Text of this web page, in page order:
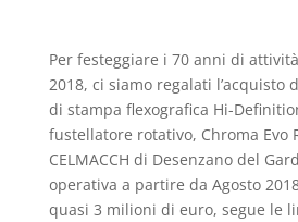
Per festeggiare i 70 anni di
2018, ci siamo regalati l’acquisto
di stampa flexografica Hi-
fustellatore rotativo, Chroma Evo
CELMACCH di Desenzano del
operativa a partire da Agosto
quasi 3 milioni di euro, segue le